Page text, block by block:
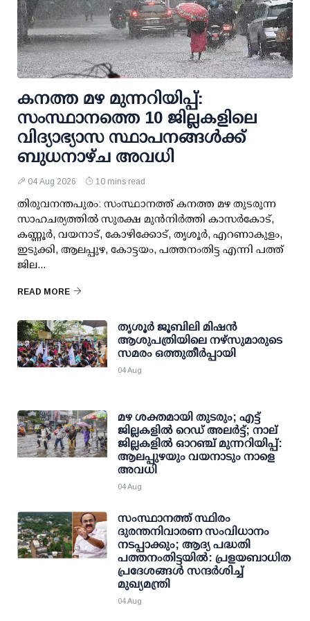
കനത്ത മഴ മുന്നറിയിപ്പ്:
സംസ്ഥാനത്തെ 10 ജില്ലകളിലെ
വിദ്യാഭ്യാസ സ്ഥാപനങ്ങള്‍ക്ക്
ബുധനാഴ്ച അവധി
04 Aug 2026 10 mins read
തിരുവനന്തപുരം: സംസ്ഥാനത്ത് കനത്ത മഴ തുടരുന്ന
സാഹചര്യത്തില്‍ സുരക്ഷ മുന്‍നിര്‍ത്തി കാസര്‍കോട്,
കണ്ണൂര്‍, വയനാട്, കോഴിക്കോട്, തൃശൂര്‍, എറണാകുളം,
ഇടുക്കി, ആലപ്പുഴ, കോട്ടയം, പത്തനംതിട്ട എന്നി പത്ത്
ജില...
READ MORE
തൃശൂര്‍ ജൂബിലി മിഷന്‍
ആശുപത്രിയിലെ നഴ്സുമാരുടെ
സമരം ഒത്തുതീര്‍പ്പായി
04 Aug
മഴ ശക്തമായി തുടരും; എട്ട്
ജില്ലകളില്‍ റെഡ് അലര്‍ട്ട്; നാല്
ജില്ലകളില്‍ ഓറഞ്ച് മുന്നറിയിപ്പ്:
ആലപ്പുഴയും വയനാടും നാളെ
അവധി
04 Aug
സംസ്ഥാനത്ത് സ്ഥിരം
ദുരന്തനിവാരണ സംവിധാനം
നടപ്പാക്കും; ആദ്യ പദ്ധതി
പത്തനംതിട്ടയില്‍: പ്രളയബാധിത
പ്രദേശങ്ങള്‍ സന്ദര്‍ശിച്ച്
മുഖ്യമന്ത്രി
04 Aug